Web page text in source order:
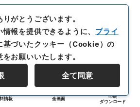
情報 全画面
印刷
ダウンロード
がとうございます。
報を提供できるように、 プライ
基づいたクッキー（Cookie）の
お願いいたします。
全て同意